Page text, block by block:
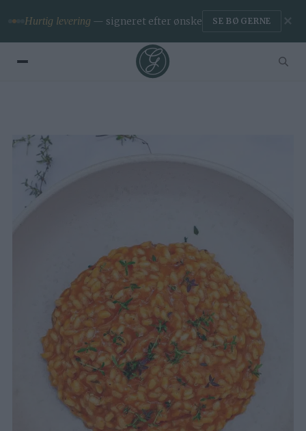
Hurtig levering — signeret efter ønske SE BØGERNE ✕